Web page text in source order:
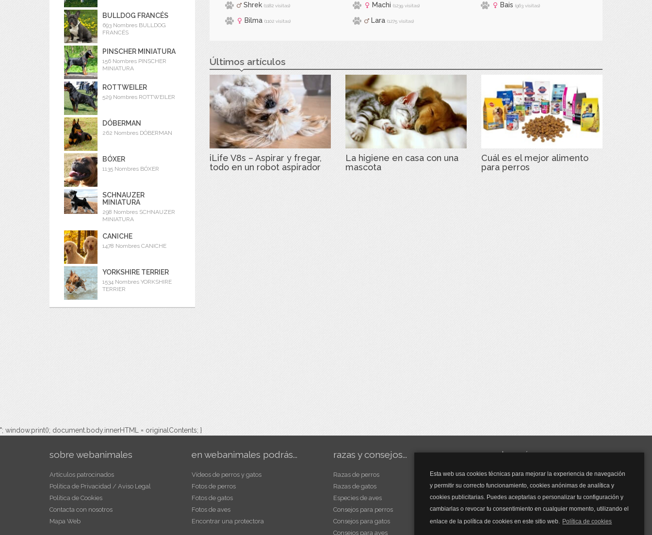
Esta web usa cookies técnicas para mejorar la experiencia de navegación
y permitir su correcto funcionamiento, cookies anónimas de analítica y
cookies publicitarias. Puedes aceptarlas o personalizar tu configuración y
cambiarlas o revocar tu consentimiento en cualquier momento, utilizando el
enlace de la política de cookies en este sitio web. Política de cookies
BULLDOG FRANCÉS
693 Nombres BULLDOG
FRANCÉS
PINSCHER MINIATURA
156 Nombres PINSCHER
MINIATURA
ROTTWEILER
529 Nombres ROTTWEILER
DÓBERMAN
262 Nombres DÓBERMAN
BÓXER
1135 Nombres BÓXER
SCHNAUZER
MINIATURA
298 Nombres SCHNAUZER
MINIATURA
CANICHE
1478 Nombres CANICHE
YORKSHIRE TERRIER
1534 Nombres YORKSHIRE
TERRIER
Shrek (1182 visitas) Machi (1239 visitas) Bais (963 visitas)
Bilma (1102 visitas) Lara (1275 visitas)
Últimos artículos
iLife V8s – Aspirar y fregar,
todo en un robot aspirador
La higiene en casa con una
mascota
Cuál es el mejor alimento
para perros
"; window.print(); document.body.innerHTML = originalContents; }
sobre webanimales
Artículos patrocinados
Política de Privacidad / Aviso Legal
Política de Cookies
Contacta con nosotros
Mapa Web
en webanimales podrás...
Vídeos de perros y gatos
Fotos de perros
Fotos de gatos
Fotos de aves
Encontrar una protectora
razas y consejos...
Razas de perros
Razas de gatos
Especies de aves
Consejos para perros
Consejos para gatos
Consejos para aves
y mucho más...
Mascarillas
Mascarillas FFP2
Mascarillas FFP3
Bolsos
Bolsos Tous